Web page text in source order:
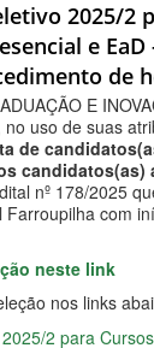
2025/2
e
de
E
uso de suas
de
nº 178/2025
com
neste link
nos links
2 para